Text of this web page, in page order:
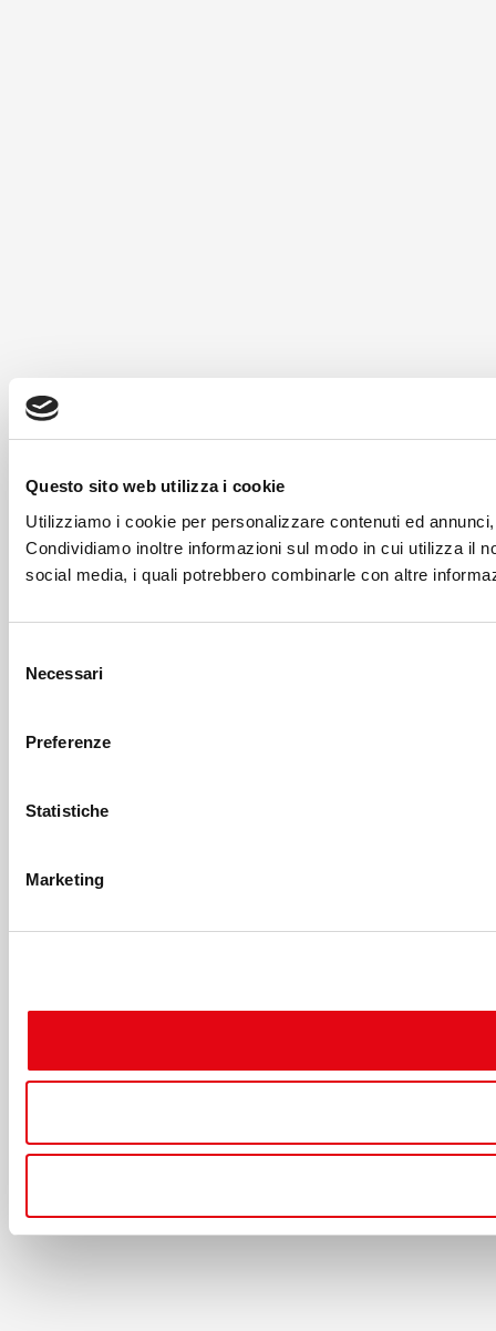
Questo sito web utilizza i cookie
Utilizziamo i cookie per personalizzare contenuti ed
Condividiamo inoltre informazioni sul modo in cui utilizza il
social media, i quali potrebbero combinarle con altre
delNecessari
Preferenze
Statistiche
Marketing